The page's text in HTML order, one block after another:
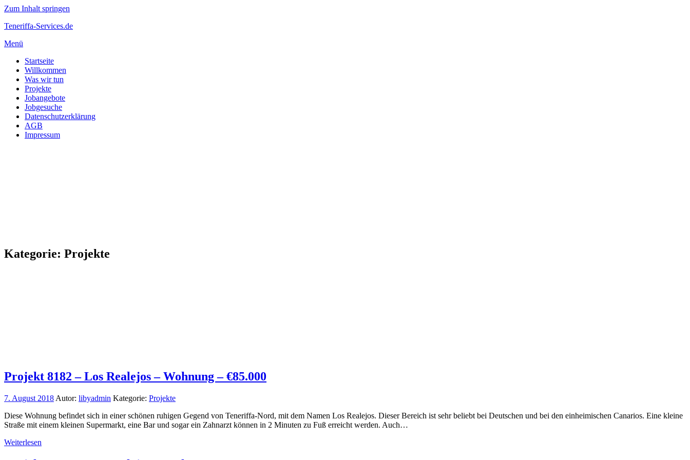
Zum Inhalt springen
Teneriffa-Services.de
Menü
Startseite
Willkommen
Was wir tun
Projekte
Jobangebote
Jobgesuche
Datenschutzerklärung
AGB
Impressum
Kategorie: Projekte
Projekt 8182 – Los Realejos – Wohnung – €85.000
7. August 2018 Autor: libyadmin Kategorie: Projekte
Diese Wohnung befindet sich in einer schönen ruhigen Gegend von Teneriffa-Nord, mit dem Namen Los Realejos. Dieser Bereich ist sehr beliebt bei Deutschen und bei den einheimischen Canarios. Eine kleine
Straße mit einem kleinen Supermarkt, eine Bar und sogar ein Zahnarzt können in 2 Minuten zu Fuß erreicht werden. Auch…
Weiterlesen